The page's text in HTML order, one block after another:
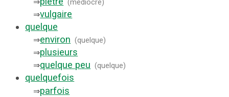
(médiocre)
⇒vulgaire
quelque
⇒environ (quelque)
⇒plusieurs
⇒quelque peu (quelque)
quelquefois
⇒parfois